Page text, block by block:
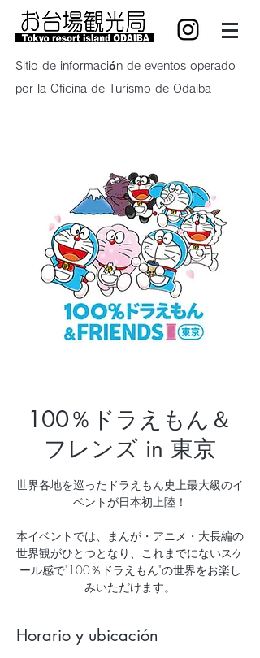
Sitio de información de eventos operado
por la Oficina de Turismo de Odaiba
100％ドラえもん＆
フレンズ in 東京
世界各地を巡ったドラえもん史上最大級のイ
ベントが日本初上陸！
本イベントでは、まんが・アニメ・大長編の
世界観がひとつとなり、これまでにないスケ
ール感で"100％ドラえもん"の世界をお楽し
みいただけます。
Horario y ubicación